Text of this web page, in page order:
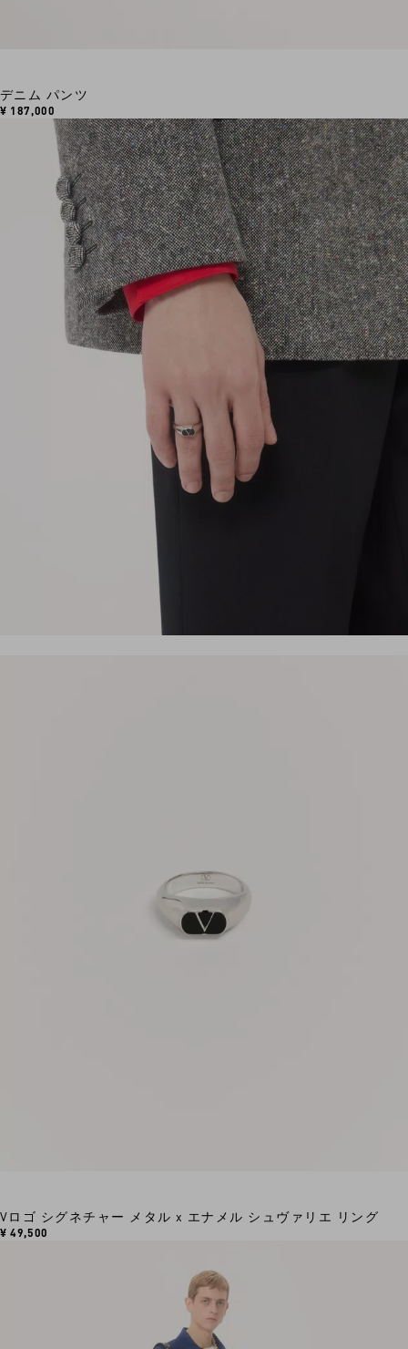
デニム パンツ
¥ 187,000
Vロゴ シグネチャー メタル x エナメル シュヴァリエ リング
¥ 49,500